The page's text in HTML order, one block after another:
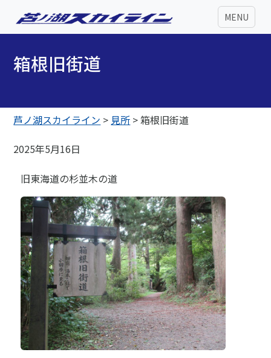
MENU
箱根旧街道
芦ノ湖スカイライン > 見所 >箱根旧街道
2025年5月16日
旧東海道の杉並木の道